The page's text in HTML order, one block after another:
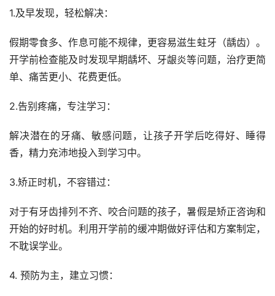
1.及早发现，轻松解决：
假期零食多、作息可能不规律，更容易滋生蛀牙（龋齿）。
开学前检查能及时发现早期龋坏、牙龈炎等问题，治疗更简
单、痛苦更小、花费更低。
2.告别疼痛，专注学习：
解决潜在的牙痛、敏感问题，让孩子开学后吃得好、睡得
香，精力充沛地投入到学习中。
3.矫正时机，不容错过：
对于有牙齿排列不齐、咬合问题的孩子，暑假是矫正咨询和
开始的好时机。利用开学前的缓冲期做好评估和方案制定，
不耽误学业。
4. 预防为主，建立习惯：